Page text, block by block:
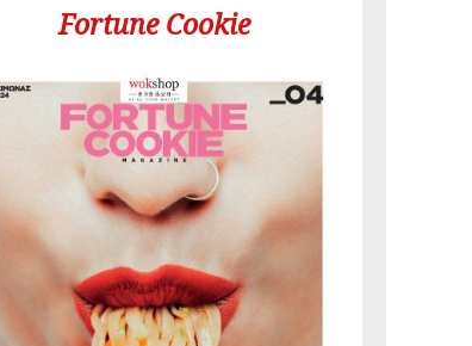
Fortune Cookie